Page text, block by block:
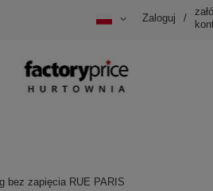
Zaloguj /
bez zapięcia RUE PARIS